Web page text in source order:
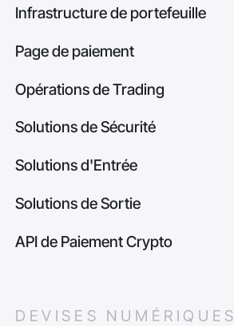
Infrastructure de portefeuille
Page de paiement
Opérations de Trading
Solutions de Sécurité
Solutions d'Entrée
Solutions de Sortie
API de Paiement Crypto
DEVISES NUMÉRIQUES